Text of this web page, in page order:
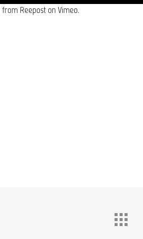
from Reepost on Vimeo.